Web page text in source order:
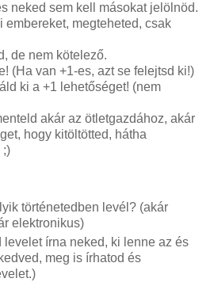
neked sem kell másokat jelölnöd.
embereket, megteheted, csak
de nem kötelező.
(Ha van +1-es, azt se felejtsd ki!)
ki a +1 lehetőséget! (nem
akár az ötletgazdához, akár
hogy kitöltötted, hátha
;)
történetedben levél? (akár
elektronikus)
levelet írna neked, ki lenne az és
meg is írhatod és